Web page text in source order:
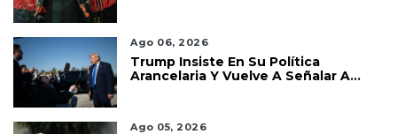
Ago 06, 2026
Trump Insiste En Su Política
Arancelaria Y Vuelve A Señalar A
Ago 05, 2026